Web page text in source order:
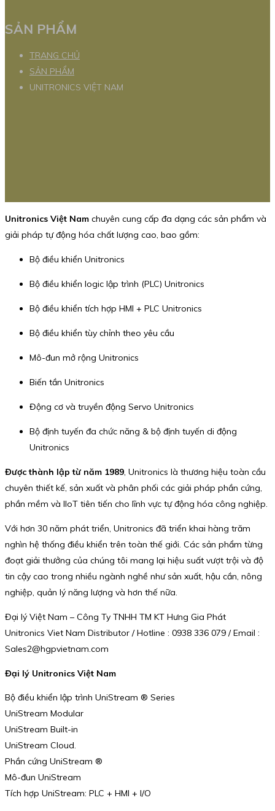
SẢN PHẨM
TRANG CHỦ
SẢN PHẨM
UNITRONICS VIỆT NAM
Unitronics Việt Nam chuyên cung cấp đa dạng các sản phẩm và
giải pháp tự động hóa chất lượng cao, bao gồm:
Bộ điều khiển Unitronics
Bộ điều khiển logic lập trình (PLC) Unitronics
Bộ điều khiển tích hợp HMI + PLC Unitronics
Bộ điều khiển tùy chỉnh theo yêu cầu
Mô-đun mở rộng Unitronics
Biến tần Unitronics
Động cơ và truyền động Servo Unitronics
Bộ định tuyến đa chức năng & bộ định tuyến di động
Unitronics
Được thành lập từ năm 1989, Unitronics là thương hiệu toàn cầu
chuyên thiết kế, sản xuất và phân phối các giải pháp phần cứng,
phần mềm và IIoT tiên tiến cho lĩnh vực tự động hóa công nghiệp.
Với hơn 30 năm phát triển, Unitronics đã triển khai hàng trăm
nghìn hệ thống điều khiển trên toàn thế giới. Các sản phẩm từng
đoạt giải thưởng của chúng tôi mang lại hiệu suất vượt trội và độ
tin cậy cao trong nhiều ngành nghề như sản xuất, hậu cần, nông
nghiệp, quản lý năng lượng và hơn thế nữa.
Đại lý Việt Nam – Công Ty TNHH TM KT Hưng Gia Phát
Unitronics Viet Nam Distributor / Hotline : 0938 336 079 / Email :
Sales2@hgpvietnam.com
Đại lý Unitronics Việt Nam
Bộ điều khiển lập trình UniStream ® Series
UniStream Modular
UniStream Built-in
UniStream Cloud.
Phần cứng UniStream ®
Mô-đun UniStream
Tích hợp UniStream: PLC + HMI + I/O